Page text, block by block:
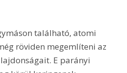
található, atomi
röviden megemlíteni az
E parányi